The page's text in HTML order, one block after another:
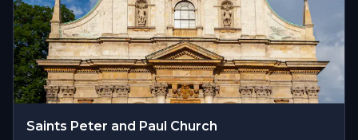
Saints Peter and Paul Church